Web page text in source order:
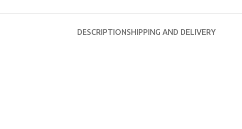
DESCRIPTIONSHIPPING AND DELIVERY